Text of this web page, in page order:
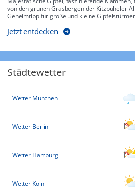
von den grünen Grasbergen der Kitzbüheler
Geheimtipp für große und kleine
Jetzt entdecken
Städtewetter
Wetter München
Wetter Berlin
Wetter Hamburg
Wetter Köln